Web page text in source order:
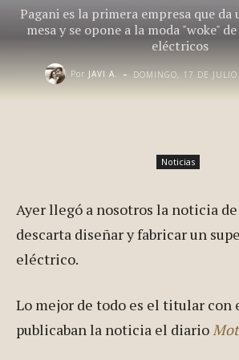
Pagani es la primera empresa que
mesa y se opone a la moda "woke"
eléctricos
Por JAVI A. - DOMINGO, 17 DE
Noticias
Ayer llegó a nosotros la noticia
descarta diseñar y fabricar un
eléctrico.
Lo mejor de todo es el titular con
publicaban la noticia el diario